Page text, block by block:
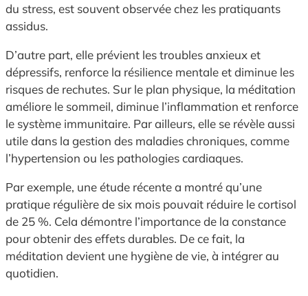
du stress, est souvent observée chez les pratiquants
assidus.
D’autre part, elle prévient les troubles anxieux et
dépressifs, renforce la résilience mentale et diminue les
risques de rechutes. Sur le plan physique, la méditation
améliore le sommeil, diminue l’inflammation et renforce
le système immunitaire. Par ailleurs, elle se révèle aussi
utile dans la gestion des maladies chroniques, comme
l’hypertension ou les pathologies cardiaques.
Par exemple, une étude récente a montré qu’une
pratique régulière de six mois pouvait réduire le cortisol
de 25 %. Cela démontre l’importance de la constance
pour obtenir des effets durables. De ce fait, la
méditation devient une hygiène de vie, à intégrer au
quotidien.